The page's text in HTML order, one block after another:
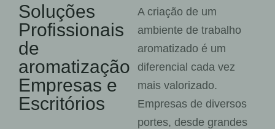
Soluções
Profissionais
de
aromatização
Empresas e
Escritórios
A criação de um
ambiente de trabalho
aromatizado é um
diferencial cada vez
mais valorizado.
Empresas de diversos
portes, desde grandes